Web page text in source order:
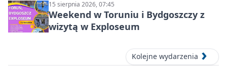
15 sierpnia 2026, 07:45
Weekend w Toruniu i Bydgoszczy z
wizytą w Exploseum
Kolejne wydarzenia